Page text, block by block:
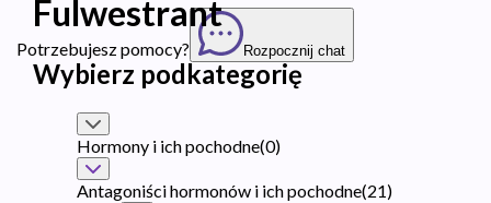
Potrzebujesz pomocy? Rozpocznij chat
Fulwestrant
Wybierz podkategorię
Hormony i ich pochodne(0)
Antagoniści hormonów i ich pochodne(21)